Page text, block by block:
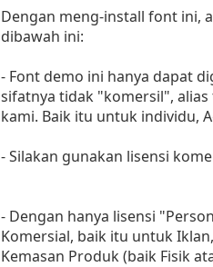
Dengan meng-install font ini,
dibawah ini:
- Font demo ini hanya dapat
sifatnya tidak "komersil",
kami. Baik itu untuk individu,
- Silakan gunakan lisensi
- Dengan hanya lisensi
Komersial, baik itu untuk
Kemasan Produk (baik Fisik